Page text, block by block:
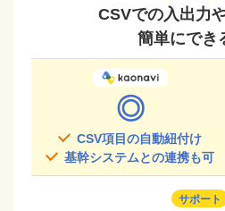
CSVでの入出力
簡単にでき
◎
CSV項目の自動紐付け
基幹システムとの連携も可
サポート